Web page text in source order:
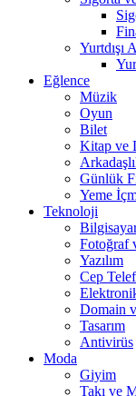
Yurtdışı
Eğlence
Müzik
Oyun
Bilet
Kitap ve
Günlük
Yeme
Teknoloji
Fotoğraf
Yazılım
Cep
Domain
Tasarım
Antivirüs
Moda
Giyim
Takı ve